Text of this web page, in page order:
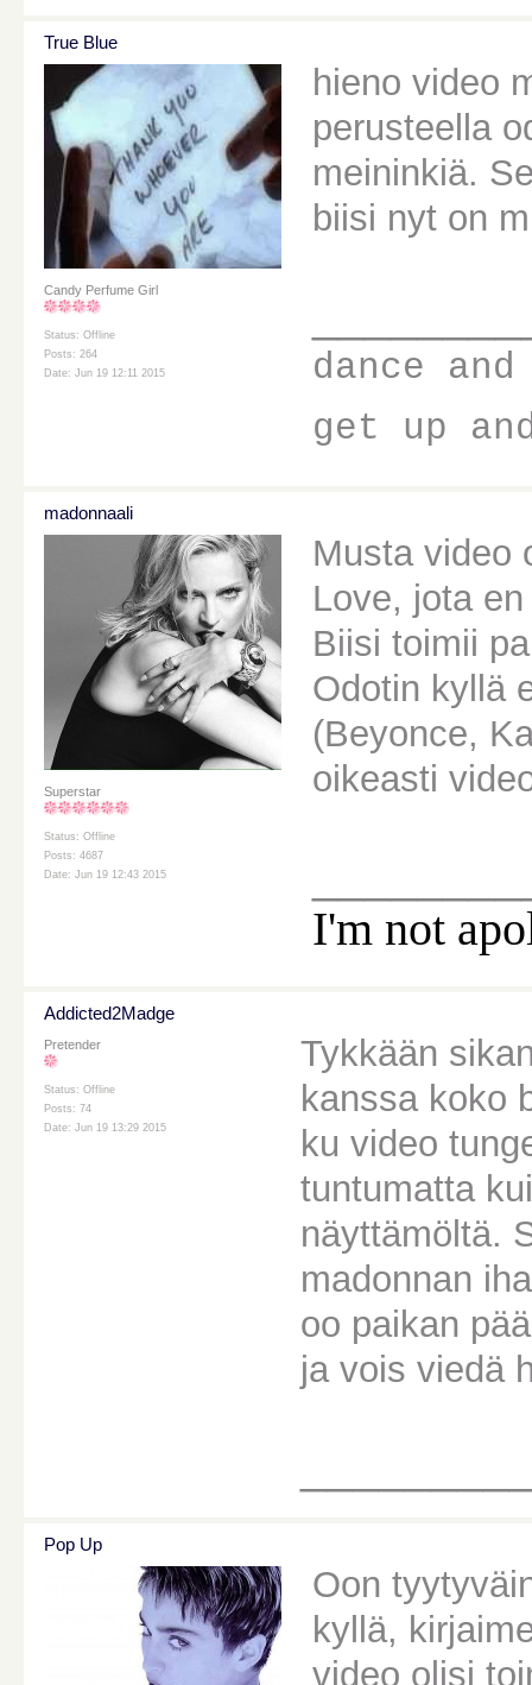
True Blue
Candy Perfume Girl
Status: Offline
Posts: 264
Date: Jun 19 12:11 2015
hieno video
perusteella
meininkiä.
biisi nyt on
dance
get up
madonnaali
Superstar
Status: Offline
Posts: 4687
Date: Jun 19 12:43 2015
Musta video
Love, jota
Biisi toimii
Odotin kyllä
(Beyonce,
oikeasti
I'm not
Addicted2Madge
Pretender
Status: Offline
Posts: 74
Date: Jun 19 13:29 2015
Tykkään
kanssa koko
ku video
tuntumatta
näyttämöltä.
madonnan
oo paikan
ja vois viedä
Pop Up
Oon
kyllä,
video olisi